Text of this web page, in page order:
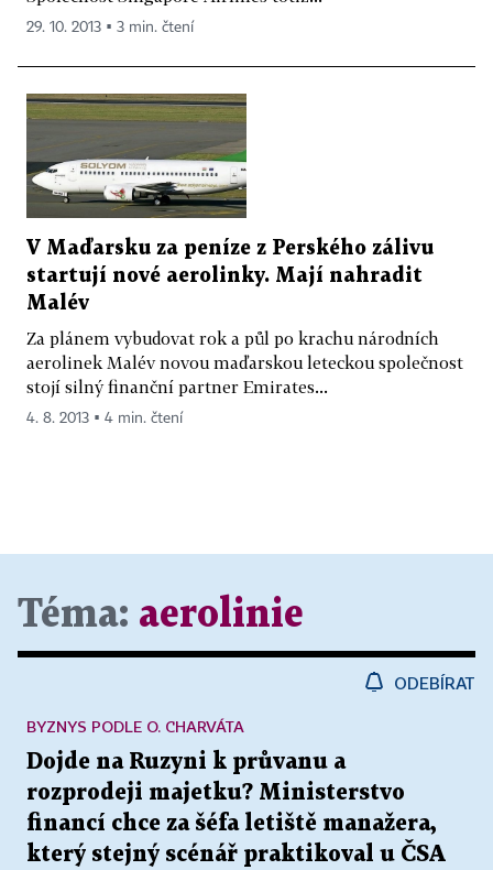
29. 10. 2013 ▪ 3 min. čtení
V Maďarsku za peníze z Perského zálivu
startují nové aerolinky. Mají nahradit
Malév
Za plánem vybudovat rok a půl po krachu národních
aerolinek Malév novou maďarskou leteckou společnost
stojí silný finanční partner Emirates...
4. 8. 2013 ▪ 4 min. čtení
Téma: aerolinie
ODEBÍRAT
Dojde na Ruzyni k průvanu a
rozprodeji majetku? Ministerstvo
financí chce za šéfa letiště manažera,
který stejný scénář praktikoval u ČSA
BYZNYS PODLE O. CHARVÁTA